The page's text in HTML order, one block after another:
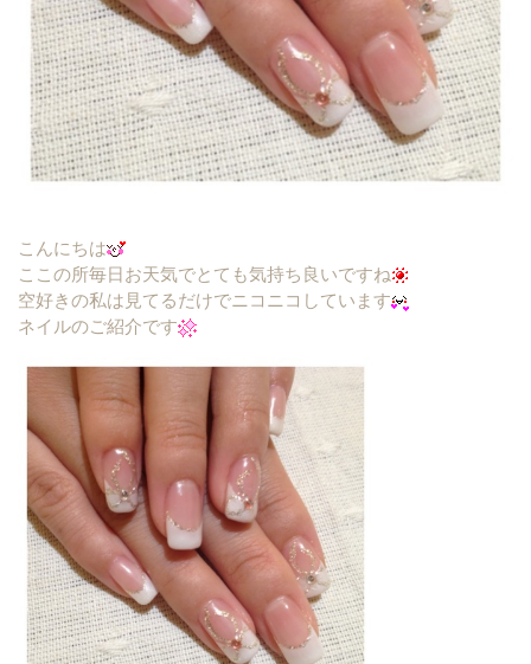
こんにちは
ここの所毎日お天気でとても気持ち良いですね
空好きの私は見てるだけでニコニコしています
ネイルのご紹介です